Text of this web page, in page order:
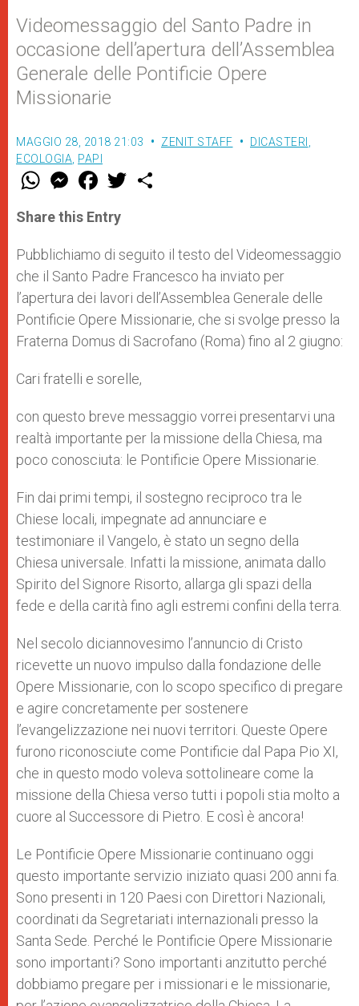
Videomessaggio del Santo Padre in
occasione dell’apertura dell’Assemblea
Generale delle Pontificie Opere
Missionarie
MAGGIO 28, 2018 21:03 ZENIT STAFF DICASTERI
ECOLOGIA PAPI
W
t
s
p
p
M
e
s
e
g
e
r
F
a
e
b
o
k
w
r
Share this Entry
Pubblichiamo di seguito il testo del Videomessaggio
che il Santo Padre Francesco ha inviato per
l’apertura dei lavori dell’Assemblea Generale delle
Pontificie Opere Missionarie, che si svolge presso la
Fraterna Domus di Sacrofano (Roma) fino al 2 giugno:
Cari fratelli e sorelle,
con questo breve messaggio vorrei presentarvi una
realtà importante per la missione della Chiesa, ma
poco conosciuta: le Pontificie Opere Missionarie.
Fin dai primi tempi, il sostegno reciproco tra le
Chiese locali, impegnate ad annunciare e
testimoniare il Vangelo, è stato un segno della
Chiesa universale. Infatti la missione, animata dallo
Spirito del Signore Risorto, allarga gli spazi della
fede e della carità fino agli estremi confini della terra.
Nel secolo diciannovesimo l’annuncio di Cristo
ricevette un nuovo impulso dalla fondazione delle
Opere Missionarie, con lo scopo specifico di pregare
e agire concretamente per sostenere
l’evangelizzazione nei nuovi territori. Queste Opere
furono riconosciute come Pontificie dal Papa Pio XI,
che in questo modo voleva sottolineare come la
missione della Chiesa verso tutti i popoli stia molto a
cuore al Successore di Pietro. E così è ancora!
Le Pontificie Opere Missionarie continuano oggi
questo importante servizio iniziato quasi 200 anni fa.
Sono presenti in 120 Paesi con Direttori Nazionali,
coordinati da Segretariati internazionali presso la
Santa Sede. Perché le Pontificie Opere Missionarie
sono importanti? Sono importanti anzitutto perché
dobbiamo pregare per i missionari e le missionarie,